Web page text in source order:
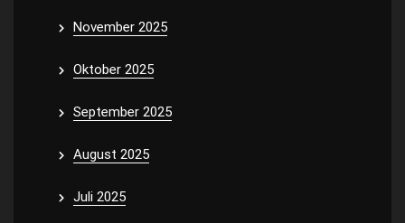
November 2025
Oktober 2025
September 2025
August 2025
Juli 2025